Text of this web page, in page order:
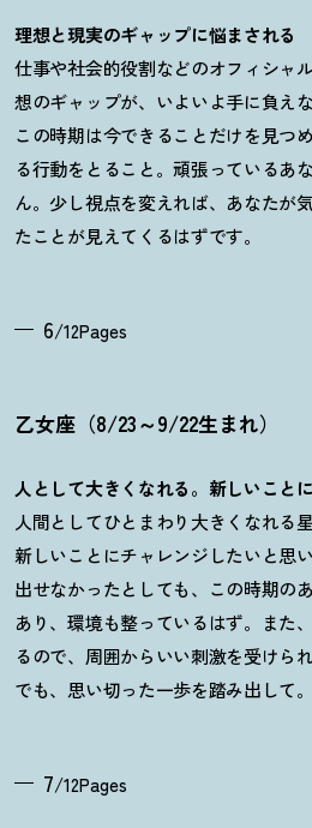
理想と現実のギャップに悩まされる
仕事や社会的役割などのオフィシャ
想のギャップが、いよいよ手に負え
この時期は今できることだけを見つ
る行動をとること。頑張っているあ
ん。少し視点を変えれば、あなたが
たことが見えてくるはずです。
6/12Pages
乙女座（8/23～9/22生まれ）
人として大きくなれる。新しいこと
人間としてひとまわり大きくなれる
新しいことにチャレンジしたいと思
出せなかったとしても、この時期の
あり、環境も整っているはず。また
るので、周囲からいい刺激を受けら
でも、思い切った一歩を踏み出して。
7/12Pages